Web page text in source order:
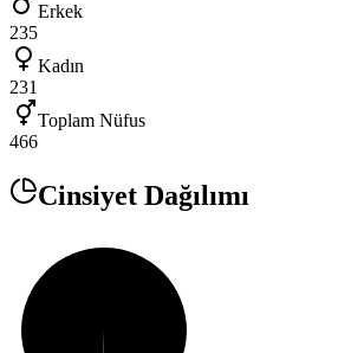
Erkek
235
Kadın
231
Toplam Nüfus
466
Cinsiyet Dağılımı